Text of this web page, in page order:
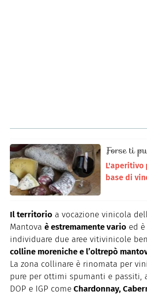
Forse ti
L'aperitivo
base di
Il territorio a vocazione vinicola
Mantova è estremamente vario ed
individuare due aree vitivinicole
colline moreniche e l’oltrepò
La zona collinare è rinomata per
pure per ottimi spumanti e passiti,
DOP e IGP come Chardonnay,